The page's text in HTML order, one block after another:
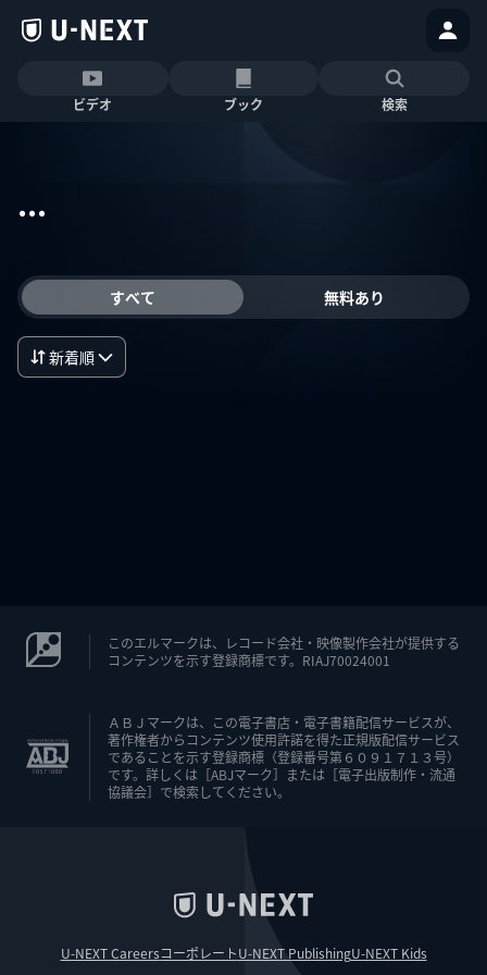
ビデオ ブック 検索
...
すべて 無料あり
新着順
このエルマークは、レコード会社・映像製作会社が提供する
コンテンツを示す登録商標です。RIAJ70024001
ＡＢＪマークは、この電子書店・電子書籍配信サービスが、
著作権者からコンテンツ使用許諾を得た正規版配信サービス
であることを示す登録商標（登録番号第６０９１７１３号）
です。詳しくは［ABJマーク］または［電子出版制作・流通
協議会］で検索してください。
U-NEXT CareersコーポレートU-NEXT PublishingU-NEXT Kids